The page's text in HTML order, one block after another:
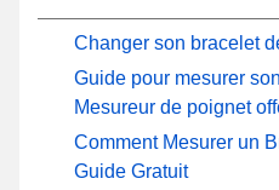
Changer son bracelet
Guide pour mesurer
Mesureur de poignet
Comment Mesurer un
Guide Gratuit